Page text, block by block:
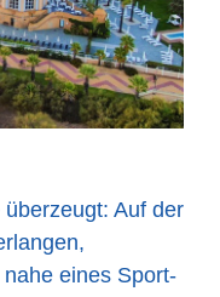
überzeugt: Auf der
eines Sport-